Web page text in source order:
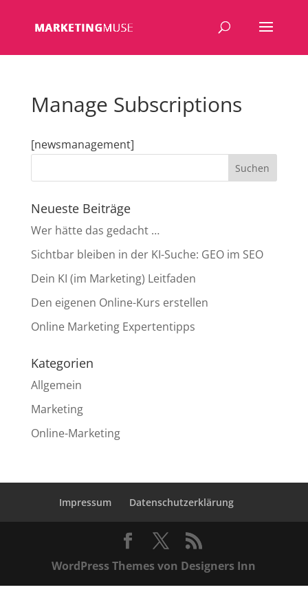
Manage Subscriptions
[newsmanagement]
Neueste Beiträge
Wer hätte das gedacht …
Sichtbar bleiben in der KI-Suche: GEO im SEO
Dein KI (im Marketing) Leitfaden
Den eigenen Online-Kurs erstellen
Online Marketing Expertentipps
Kategorien
Allgemein
Marketing
Online-Marketing
Impressum Datenschutzerklärung
WordPress Themes von Designers Inn